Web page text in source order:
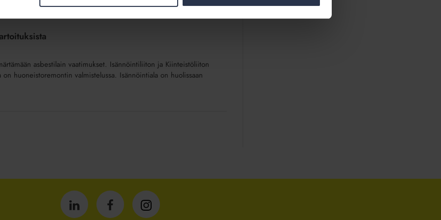
asbestilain vaatimukset. Isännöintiliiton ja Kiinteistöliiton
huoneistoremontin valmistelussa. Isännöintiala on huolissaan
IsännöintiliittoIsännöintiliittoIsännöintiliitto